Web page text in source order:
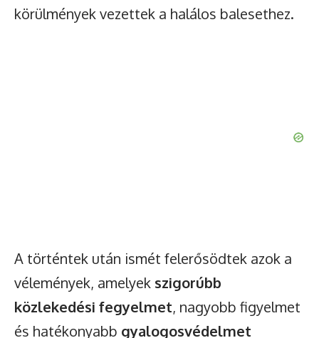
körülmények vezettek a halálos balesethez.
A történtek után ismét felerősödtek azok a
vélemények, amelyek szigorúbb
közlekedési fegyelmet, nagyobb figyelmet
és hatékonyabb gyalogosvédelmet